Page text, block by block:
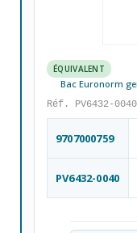
ÉQUIVALENT
Bac Euronorm
Réf. PV6432-0040
9707000759
PV6432-0040